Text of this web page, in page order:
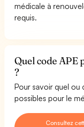
médicale à
requis.
Quel code APE
?
Pour savoir quel ou
possibles pour le
Consultez